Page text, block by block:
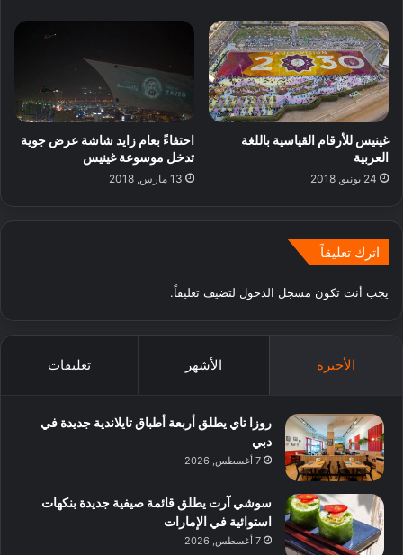
غينيس للأرقام القياسية باللغة
العربية
24 يونيو, 2018
احتفاءً بعام زايد شاشة عرض جوية
تدخل موسوعة غينيس
13 مارس, 2018
اترك تعليقاً
يجب أنت تكون مسجل الدخول لتضيف تعليقاً.
الأخيرة الأشهر تعليقات
روزا تاي يطلق أربعة أطباق تايلاندية جديدة في
دبي
7 أغسطس, 2026
سوشي آرت يطلق قائمة صيفية جديدة بنكهات
استوائية في الإمارات
7 أغسطس, 2026